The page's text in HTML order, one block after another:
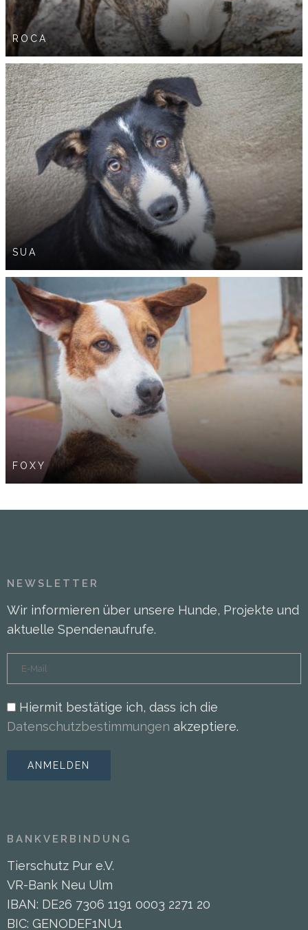
ROCA
SUA
FOXY
NEWSLETTER
Wir informieren über unsere Hunde, Projekte und
aktuelle Spendenaufrufe.
Hiermit bestätige ich, dass ich die
Datenschutzbestimmungen akzeptiere.
BANKVERBINDUNG
Tierschutz Pur e.V.
VR-Bank Neu Ulm
IBAN: DE26 7306 1191 0003 2271 20
BIC: GENODEF1NU1